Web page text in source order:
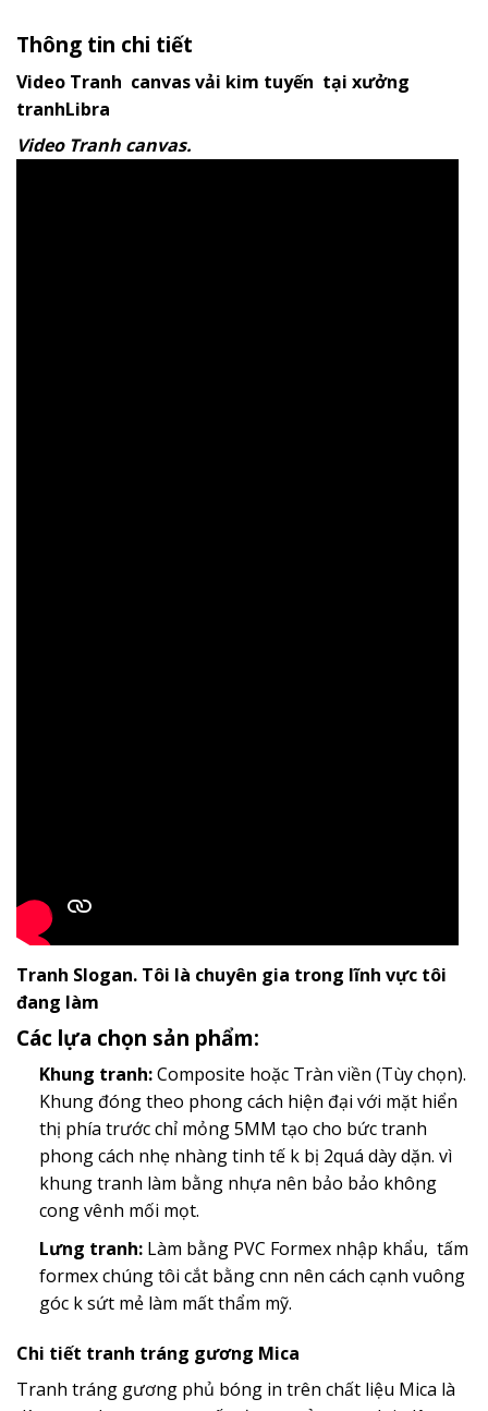
Thông tin chi tiết
Video Tranh canvas vải kim tuyến tại xưởng
tranhLibra
Video Tranh canvas.
Tranh Slogan. Tôi là chuyên gia trong lĩnh vực tôi
đang làm
Các lựa chọn sản phẩm:
Khung tranh:Composite hoặc Tràn viền (Tùy chọn).
Khung đóng theo phong cách hiện đại với mặt hiển
thị phía trước chỉ mỏng 5MM tạo cho bức tranh
phong cách nhẹ nhàng tinh tế k bị 2quá dày dặn. vì
khung tranh làm bằng nhựa nên bảo bảo không
cong vênh mối mọt.
Lưng tranh:Làm bằng PVC Formex nhập khẩu, tấm
formex chúng tôi cắt bằng cnn nên cách cạnh vuông
góc k sứt mẻ làm mất thẩm mỹ.
Chi tiết tranh tráng gương Mica
Tranh tráng gương phủ bóng in trên chất liệu Mica là